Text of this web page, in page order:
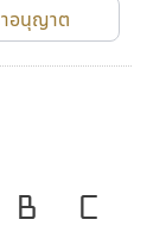
อนุญาต
B
C